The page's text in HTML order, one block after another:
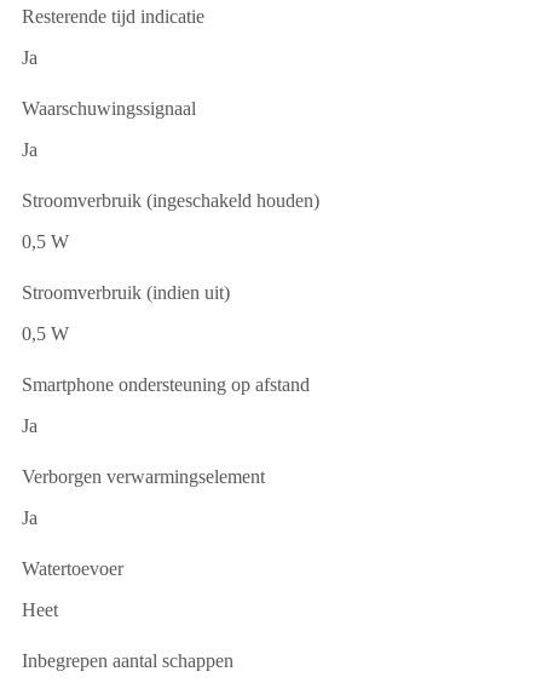
Resterende tijd indicatie
Ja
Waarschuwingssignaal
Ja
Stroomverbruik (ingeschakeld houden)
0,5 W
Stroomverbruik (indien uit)
0,5 W
Smartphone ondersteuning op afstand
Ja
Verborgen verwarmingselement
Ja
Watertoevoer
Heet
Inbegrepen aantal schappen